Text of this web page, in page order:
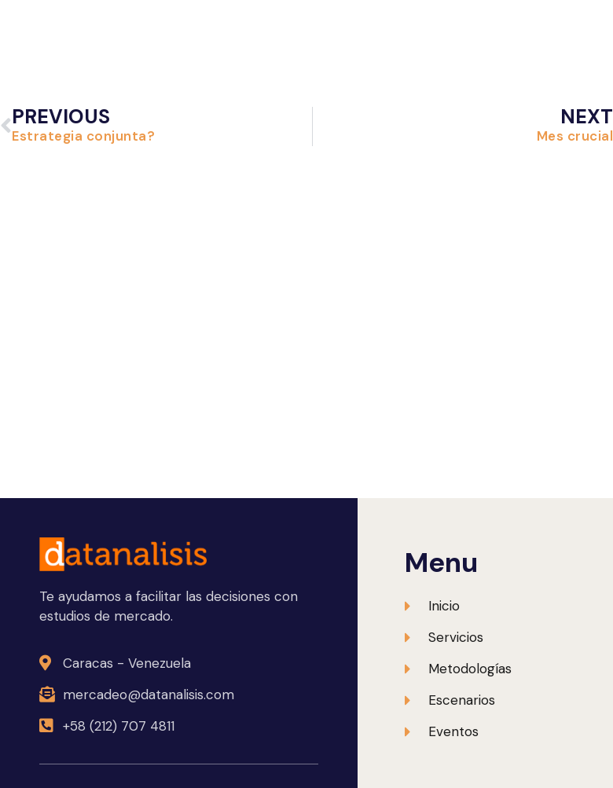
PREVIOUS
Estrategia conjunta?
NEXT
Mes crucial
Te ayudamos a facilitar las decisiones con
estudios de mercado.
Caracas - Venezuela
mercadeo@datanalisis.com
+58 (212) 707 4811
Menu
Inicio
Servicios
Metodologías
Escenarios
Eventos